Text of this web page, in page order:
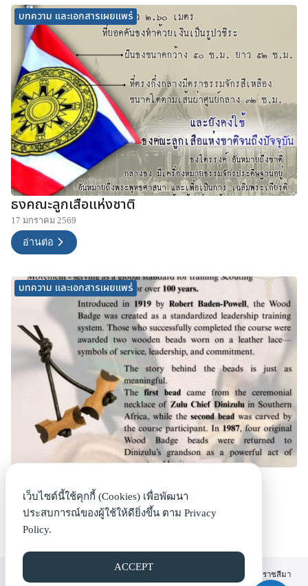
บทความ และเอกสารเผยแพร่
ธงคณะลูกเสือแห่งชาติ
17 มกราคม 2569
อ่านต่อ
บทความ และเอกสารเผยแพร่
8 มกราคม 2569
อ่านต่อ
©2026 SCOUT.NMA6.GO.TH. | สำนักงานลูกเสือเขตพื้นที่การศึกษานครราชสีมา
เว็บไซต์นี้ใช้คุกกี้ (Cookies) เพื่อพัฒนา
ประสบการณ์ของผู้ใช้ให้ดียิ่งขึ้น ตาม Privacy
Policy.
ACCEPT